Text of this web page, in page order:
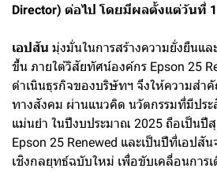
Director) ต่อไป โดยมีผลตั้งแต่วันที่
เอปสัน มุ่งมั่นในการสร้างความยั่งยืนแล
ขึ้น ภายใต้วิสัยทัศน์องค์กร Epson 25
ดำเนินธุรกิจของบริษัทฯ จึงให้ความส
ทางสังคม ผ่านแนวคิด นวัตกรรมที่มีปร
แม่นยำ ในปีงบประมาณ 2025 ถือเป็น
Epson 25 Renewed และเป็นปีที่เอปสั
เชิงกลยุทธ์ฉบับใหม่ เพื่อขับเคลื่อนการ